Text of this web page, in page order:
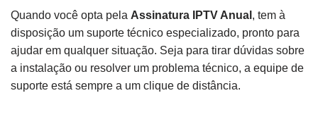
Quando você opta pela Assinatura IPTV Anual , tem à
disposição um suporte técnico especializado, pronto para
ajudar em qualquer situação. Seja para tirar dúvidas sobre
a instalação ou resolver um problema técnico, a equipe de
suporte está sempre a um clique de distância.